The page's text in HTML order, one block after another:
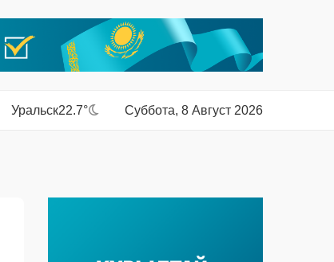
Уральск22.7° Суббота, 8 Август 2026